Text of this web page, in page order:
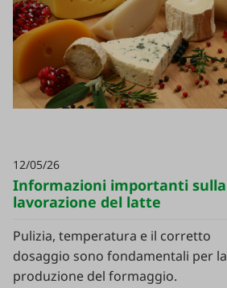
12/05/26
Informazioni importanti sulla
lavorazione del latte
Pulizia, temperatura e il corretto
dosaggio sono fondamentali per la
produzione del formaggio.